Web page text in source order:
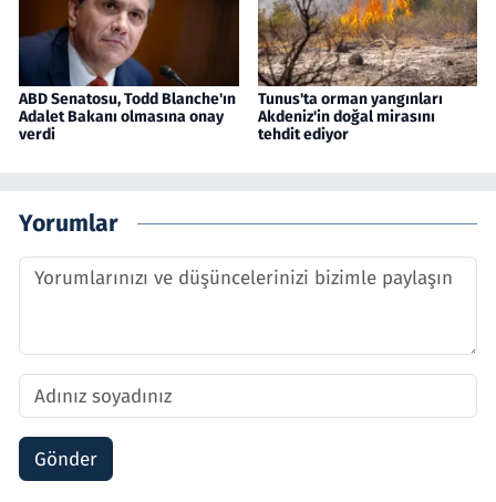
ABD Senatosu, Todd Blanche'ın
Adalet Bakanı olmasına onay
verdi
Tunus'ta orman yangınları
Akdeniz'in doğal mirasını
tehdit ediyor
Yorumlar
Gönder